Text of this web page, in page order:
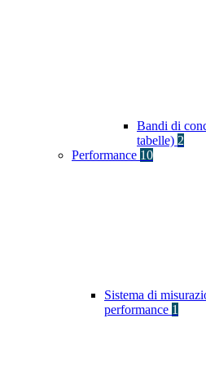
Bandi di
tabelle) 2
Performance 10
Sistema di
performance 1